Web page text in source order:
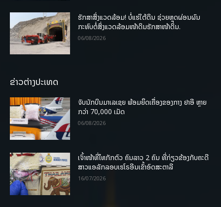
ຮັກສາສິ່ງແວດລ້ອມ! ບໍ່ແຮ່ໃຕ້ດິນ ຊ່ວຍຫຼຸດຜ່ອນຜົນ
ກະທົບຕໍ່ສິ່ງແວດລ້ອມໜ້າດິນຮັກສາໜ້າດິນ.
06/08/2026
ຂ່າວຕ່າງປະເທດ
ຈັບນັກບິນມາເລເຊຍ ພ້ອມຍຶດເຄື່ອງຂອງກາງ ຢາອີ ຫຼາຍ
ກວ່າ 70,000 ເມັດ
06/08/2026
ເຈົ້າໜ້າທີ່ໄທກັກຕົວ ຄົນລາວ 2 ຄົນ ທີ່ກ່ຽວຂ້ອງກັບຄະດີ
ສາວແອລັກລອບເຮໂຣອີນເຂົ້າອົດສະຕາລີ
16/07/2026